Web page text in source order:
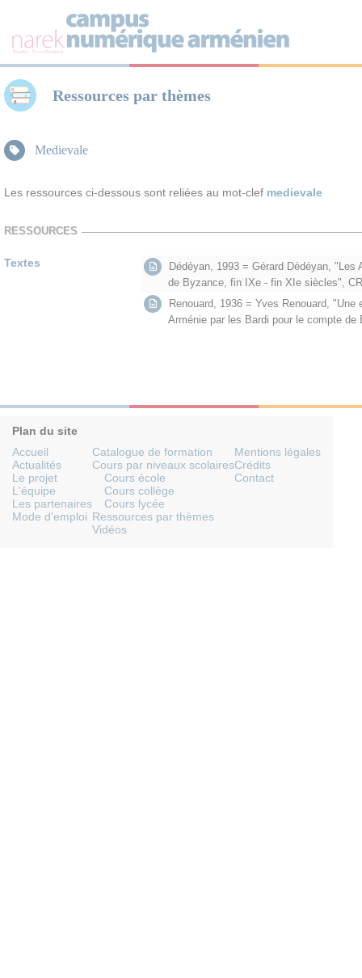
Ressources par thèmes
Medievale
Les ressources ci-dessous sont reliées au mot-clef medievale
RESSOURCES
Textes
Dédéyan, 1993 = Gérard Dédéyan,
de Byzance, fin IXe - fin XIe siècles",
Renouard, 1936 = Yves Renouard,
Arménie par les Bardi pour le compte de
Plan du site
Accueil
Actualités
Le projet
L'équipe
Les partenaires
Mode d'emploi
Catalogue de formation
Cours par niveaux scolaires
Cours école
Cours collège
Cours lycée
Ressources par thèmes
Vidéos
Mentions légales
Crédits
Contact